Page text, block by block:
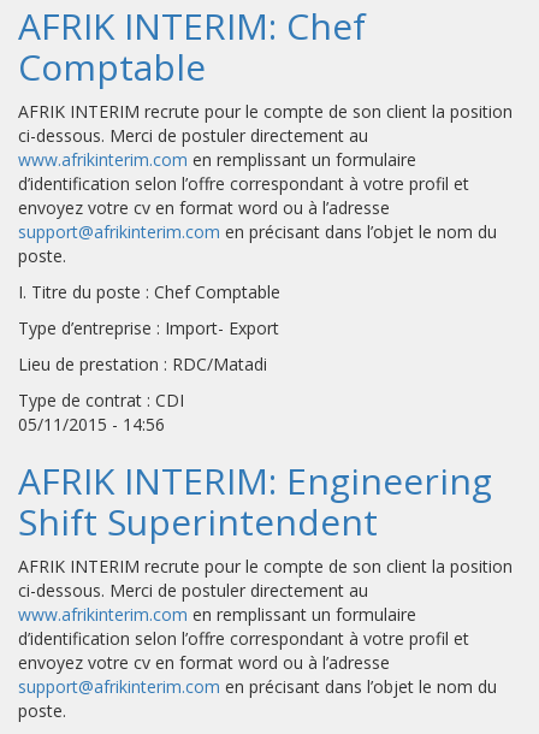
AFRIK INTERIM: Chef
Comptable
AFRIK INTERIM recrute pour le compte de son client la position
ci-dessous. Merci de postuler directement au
www.afrikinterim.com en remplissant un formulaire
d’identification selon l’offre correspondant à votre profil et
envoyez votre cv en format word ou à l’adresse
support@afrikinterim.com en précisant dans l’objet le nom du
poste.
I. Titre du poste : Chef Comptable
Type d’entreprise : Import- Export
Lieu de prestation : RDC/Matadi
Type de contrat : CDI
05/11/2015 - 14:56
AFRIK INTERIM: Engineering
Shift Superintendent
AFRIK INTERIM recrute pour le compte de son client la position
ci-dessous. Merci de postuler directement au
www.afrikinterim.com en remplissant un formulaire
d’identification selon l’offre correspondant à votre profil et
envoyez votre cv en format word ou à l’adresse
support@afrikinterim.com en précisant dans l’objet le nom du
poste.